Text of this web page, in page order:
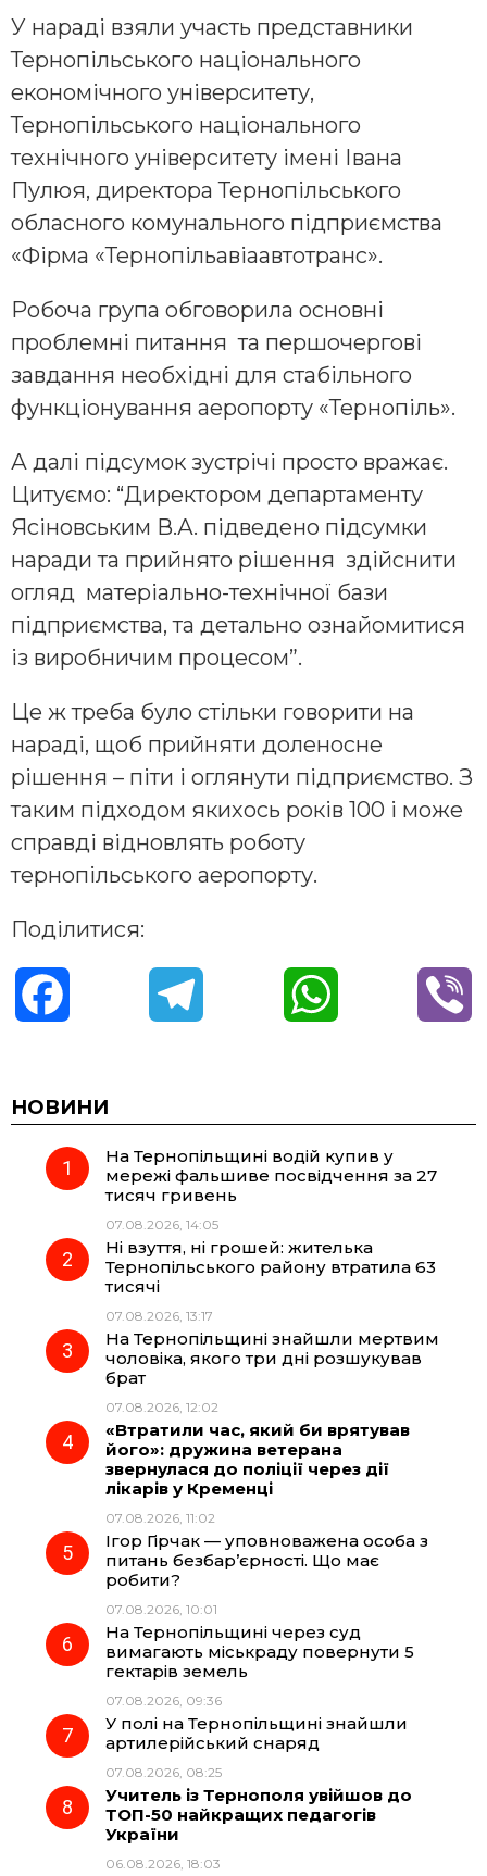
У нараді взяли участь представники
Тернопільського національного
економічного університету,
Тернопільського національного
технічного університету імені Івана
Пулюя, директора Тернопільського
обласного комунального підприємства
«Фірма «Тернопільавіаавтотранс».
Робоча група обговорила основні
проблемні питання та першочергові
завдання необхідні для стабільного
функціонування аеропорту «Тернопіль».
А далі підсумок зустрічі просто вражає.
Цитуємо: “Директором департаменту
Ясіновським В.А. підведено підсумки
наради та прийнято рішення здійснити
огляд матеріально-технічної бази
підприємства, та детально ознайомитися
із виробничим процесом”.
Це ж треба було стільки говорити на
нараді, щоб прийняти доленосне
рішення – піти і оглянути підприємство. З
таким підходом якихось років 100 і може
справді відновлять роботу
тернопільського аеропорту.
Поділитися:
c
e
o
k
e
r
a
t
A
НОВИНИ
На Тернопільщині водій купив у
мережі фальшиве посвідчення за 27
тисяч гривень
07.08.2026, 14:05
Ні взуття, ні грошей: жителька
Тернопільського району втратила 63
тисячі
07.08.2026, 13:17
На Тернопільщині знайшли мертвим
чоловіка, якого три дні розшукував
брат
07.08.2026, 12:02
«Втратили час, який би врятував
його»: дружина ветерана
звернулася до поліції через дії
лікарів у Кременці
07.08.2026, 11:02
Ігор Гірчак — уповноважена особа з
питань безбар’єрності. Що має
робити?
07.08.2026, 10:01
На Тернопільщині через суд
вимагають міськраду повернути 5
гектарів земель
07.08.2026, 09:36
У полі на Тернопільщині знайшли
артилерійський снаряд
07.08.2026, 08:25
Учитель із Тернополя увійшов до
ТОП-50 найкращих педагогів
України
06.08.2026, 18:03